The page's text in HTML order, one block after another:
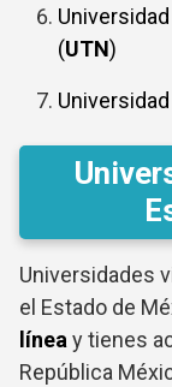
(UTN)
Universidades
el Estado de
líneay tienes
República